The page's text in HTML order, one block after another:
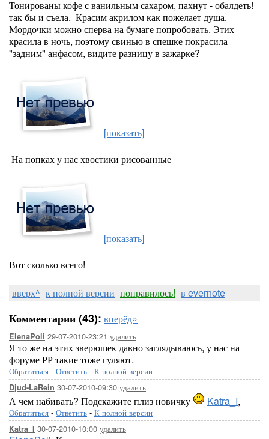
Тонированы кофе с ванильным сахаром, пахнут - обалдеть!
так бы и съела. Красим акрилом как пожелает душа.
Мордочки можно сперва на бумаге попробовать. Этих
красила в ночь, поэтому свинью в спешке покрасила
"задним" анфасом, видите разницу в зажарке?
[показать]
На попках у нас хвостики рисованные
[показать]
Вот сколько всего!
вверх^ к полной версии понравилось! в evernote
Комментарии (43): вперёд»
ElenaPoli 29-07-2010-23:21 удалить
Я то же на этих зверюшек давно заглядываюсь, у нас на
форуме РР такие тоже гуляют.
Обратиться - Ответить - К полной версии
Djud-LaRein 30-07-2010-09:30 удалить
А чем набивать? Подскажите плиз новичку Katra_I,
Обратиться - Ответить - К полной версии
Katra_I 30-07-2010-10:00 удалить